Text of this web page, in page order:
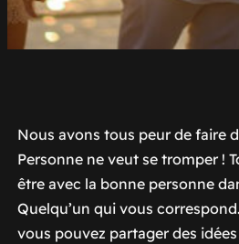
Nous avons tous peur de faire
Personne ne veut se tromper !
être avec la bonne personne
Quelqu’un qui vous
vous pouvez partager des